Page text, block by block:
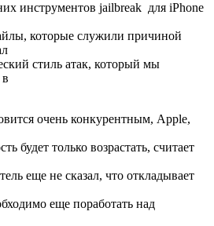
инструментов jailbreak для iPhone
которые служили причиной
стиль атак, который мы
очень конкурентным, Apple,
будет только возрастать, считает
еще не сказал, что откладывает
еще поработать над